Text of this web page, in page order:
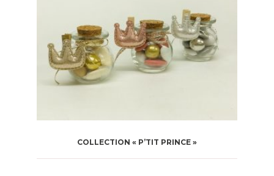
COLLECTION « P’TIT PRINCE »